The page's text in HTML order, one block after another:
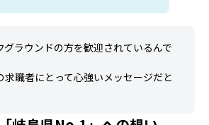
グラウンドの方を歓迎されているんで
求職者にとって心強いメッセージだと